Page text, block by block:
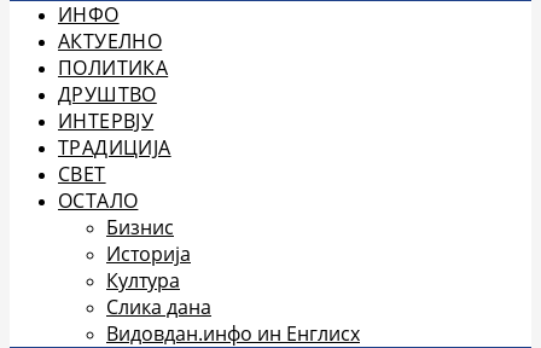
ИНФО
АКТУЕЛНО
ПОЛИТИКА
ДРУШТВО
ИНТЕРВЈУ
ТРАДИЦИЈА
СВЕТ
ОСТАЛО
Бизнис
Историја
Култура
Слика дана
Видовдан.инфо ин Енглисх